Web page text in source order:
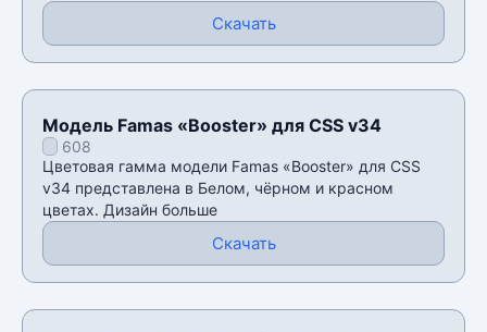
Скачать
Модель Famas «Booster» для CSS v34
608
Цветовая гамма модели Famas «Booster» для CSS
v34 представлена в Белом, чëрном и красном
цветах. Дизайн больше
Скачать